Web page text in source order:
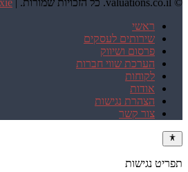
© valuations.co.il. כל הזכויות שמורות. |
ראשי
שירותים לעסקים
פרסום ושיווק
הערכת שווי חברות
לקוחות
אודות
הצהרת נגישות
צור קשר
תפריט נגישות